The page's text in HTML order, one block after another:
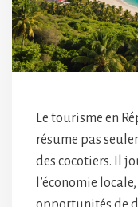
Le tourisme en
résume pas
des cocotiers. Il
l’économie